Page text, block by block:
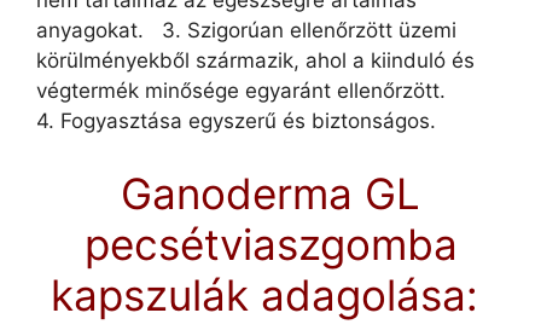
anyagokat. 3. Szigorúan ellenőrzött üzemi
körülményekből származik, ahol a kiinduló és
végtermék minősége egyaránt ellenőrzött.
4. Fogyasztása egyszerű és biztonságos.
Ganoderma GL
pecsétviaszgomba
kapszulák adagolása: